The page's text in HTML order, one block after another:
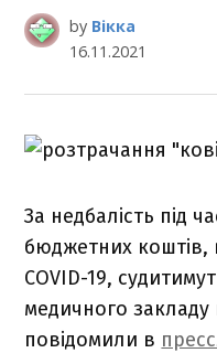
by Вікка
16.11.2021
За недбалість під
бюджетних коштів,
COVID-19,
медичного
повідомили в